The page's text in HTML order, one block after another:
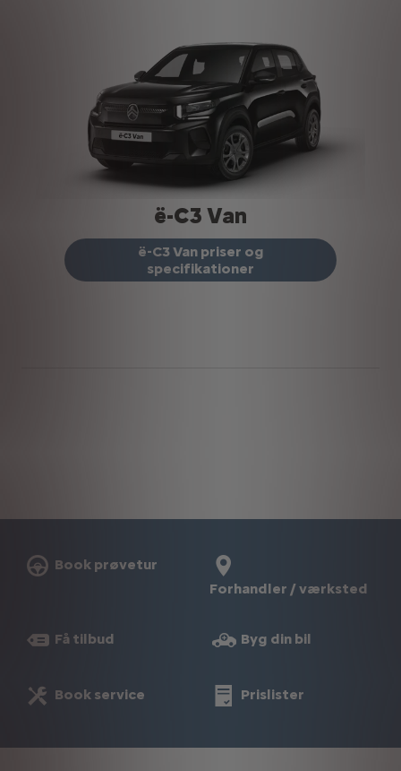
ë-C3 Van
ë-C3 Van priser og
specifikationer
Book prøvetur
Forhandler / værksted
Få tilbud Byg din bil
Book service Prislister